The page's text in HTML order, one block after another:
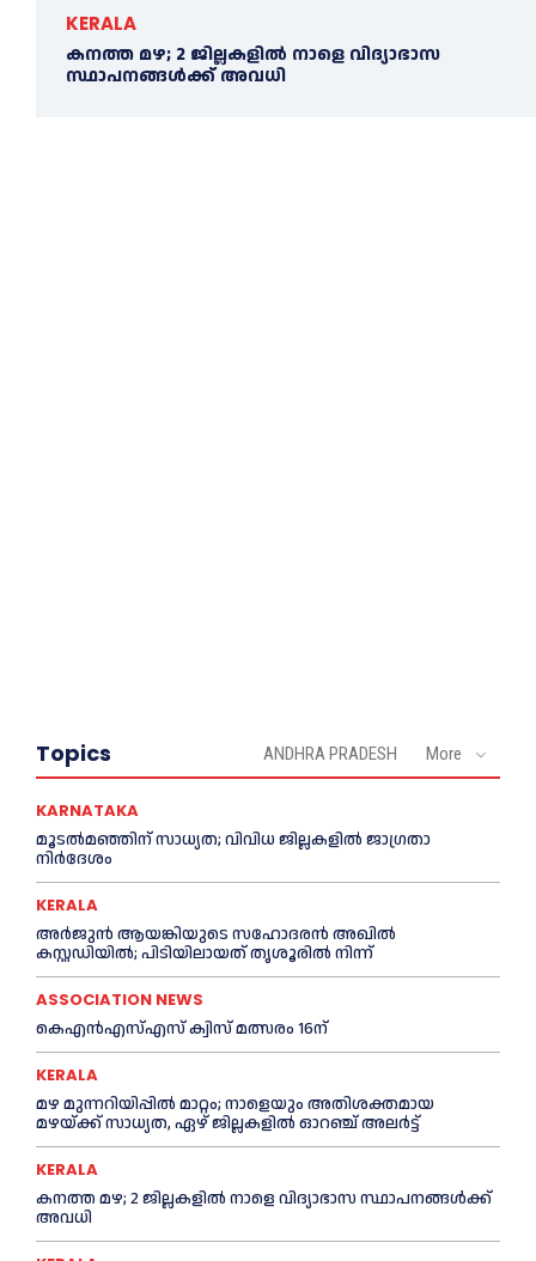
KERALA
കനത്ത മഴ; 2 ജില്ലകളില്‍ നാളെ വിദ്യാഭാസ
സ്ഥാപനങ്ങള്‍ക്ക് അവധി
Topics ANDHRA PRADESH More
KARNATAKA
മൂടൽമഞ്ഞിന് സാധ്യത; വിവിധ ജില്ലകളിൽ ജാഗ്രതാ
നിർദേശം
KERALA
അര്‍ജുന്‍ ആയങ്കിയുടെ സഹോദരന്‍ അഖില്‍
കസ്റ്റഡിയില്‍; പിടിയിലായത് തൃശൂരില്‍ നിന്ന്
ASSOCIATION NEWS
കെഎൻഎസ്എസ് ക്വിസ് മത്സരം 16ന്
KERALA
മഴ മുന്നറിയിപ്പിൽ മാറ്റം; നാളെയും അതിശക്തമായ
മഴയ്ക്ക് സാധ്യത, ഏഴ് ജില്ലകളിൽ ഓറഞ്ച് അലർട്ട്
KERALA
കനത്ത മഴ; 2 ജില്ലകളില്‍ നാളെ വിദ്യാഭാസ സ്ഥാപനങ്ങള്‍ക്ക്
അവധി